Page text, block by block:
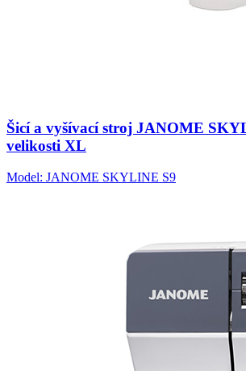
Šicí a vyšívací stroj JANOME
velikosti XL
Model: JANOME SKYLINE S9